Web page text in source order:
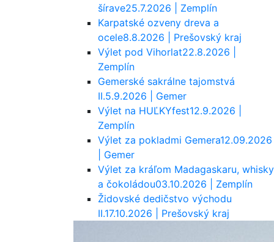
šírave25.7.2026 | Zemplín
Karpatské ozveny dreva a
ocele8.8.2026 | Prešovský kraj
Výlet pod Vihorlat22.8.2026 |
Zemplín
Gemerské sakrálne tajomstvá
II.5.9.2026 | Gemer
Výlet na HUĽKYfest12.9.2026 |
Zemplín
Výlet za pokladmi Gemera12.09.2026
| Gemer
Výlet za kráľom Madagaskaru, whisky
a čokoládou03.10.2026 | Zemplín
Židovské dedičstvo východu
II.17.10.2026 | Prešovský kraj